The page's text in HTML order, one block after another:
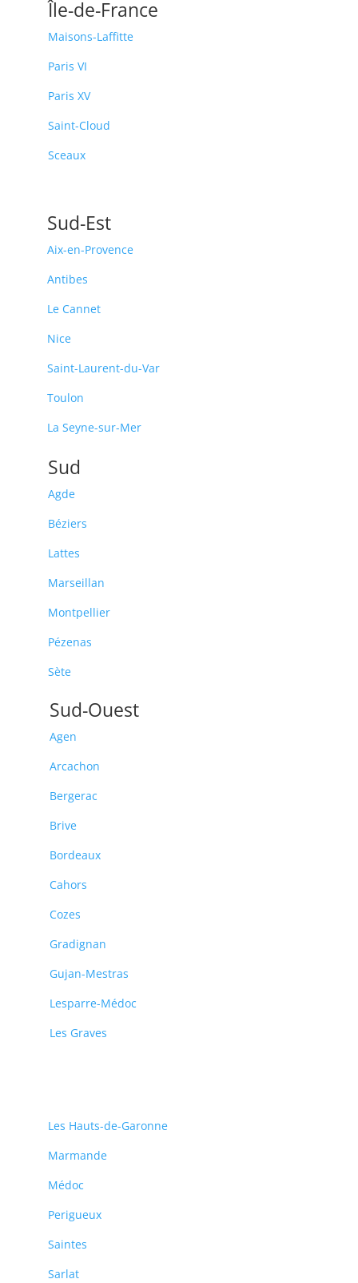
Île-de-France
Maisons-Laffitte
Paris VI
Paris XV
Saint-Cloud
Sceaux
Sud-Est
Aix-en-Provence
Antibes
Le Cannet
Nice
Saint-Laurent-du-Var
Toulon
La Seyne-sur-Mer
Sud
Agde
Béziers
Lattes
Marseillan
Montpellier
Pézenas
Sète
Sud-Ouest
Agen
Arcachon
Bergerac
Brive
Bordeaux
Cahors
Cozes
Gradignan
Gujan-Mestras
Lesparre-Médoc
Les Graves
Les Hauts-de-Garonne
Marmande
Médoc
Perigueux
Saintes
Sarlat